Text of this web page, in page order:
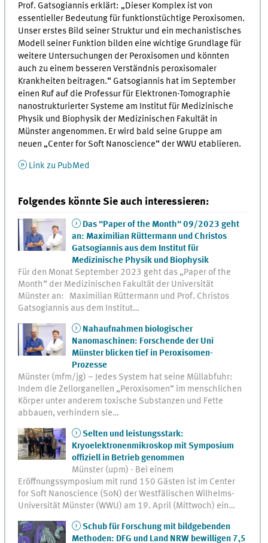
Prof. Gatsogiannis erklärt: „Dieser Komplex ist von
essentieller Bedeutung für funktionstüchtige Peroxisomen.
Unser erstes Bild seiner Struktur und ein mechanistisches
Modell seiner Funktion bilden eine wichtige Grundlage für
weitere Untersuchungen der Peroxisomen und könnten
auch zu einem besseren Verständnis peroxisomaler
Krankheiten beitragen.“ Gatsogiannis hat im September
einen Ruf auf die Professur für Elektronen-Tomographie
nanostrukturierter Systeme am Institut für Medizinische
Physik und Biophysik der Medizinischen Fakultät in
Münster angenommen. Er wird bald seine Gruppe am
neuen „Center for Soft Nanoscience“ der WWU etablieren.
Link zu PubMed
Folgendes könnte Sie auch interessieren:
Das "Paper of the Month" 09/2023 geht
an: Maximilian Rüttermann und Christos
Gatsogiannis aus dem Institut für
Medizinische Physik und Biophysik
Für den Monat September 2023 geht das „Paper of the
Month“ der Medizinischen Fakultät der Universität
Münster an: Maximilian Rüttermann und Prof. Christos
Gatsogiannis aus dem Institut…
Nahaufnahmen biologischer
Nanomaschinen: Forschende der Uni
Münster blicken tief in Peroxisomen-
Prozesse
Münster (mfm/jg) – Jedes System hat seine Müllabfuhr:
Indem die Zellorganellen „Peroxisomen“ im menschlichen
Körper unter anderem toxische Substanzen und Fette
abbauen, verhindern sie…
Selten und leistungsstark:
Kryoelektronenmikroskop mit Symposium
offiziell in Betrieb genommen
Münster (upm) - Bei einem
Eröffnungssymposium mit rund 150 Gästen ist im Center
for Soft Nanoscience (SoN) der Westfälischen Wilhelms-
Universität Münster (WWU) am 19. April (Mittwoch) ein…
Schub für Forschung mit bildgebenden
Methoden: DFG und Land NRW bewilligen 7,5